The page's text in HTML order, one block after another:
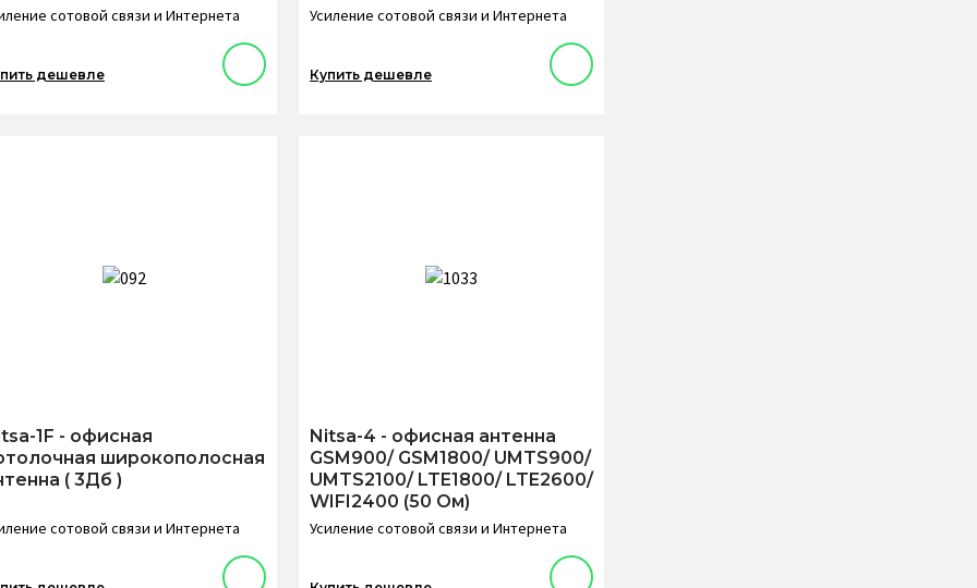
сотовой связи и Интернета
дешевле
Усиление сотовой связи и Интернета
Купить дешевле
1F - офисная
широкополосная
( 3Дб )
сотовой связи и Интернета
Nitsa-4 - офисная антенна
GSM900/ GSM1800/ UMTS900/
UMTS2100/ LTE1800/ LTE2600/
WIFI2400 (50 Ом)
Усиление сотовой связи и Интернета